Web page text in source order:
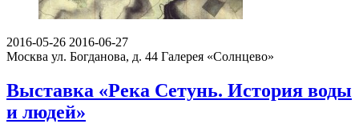
2016-05-26 2016-06-27
Москва ул. Богданова, д. 44 Галерея «Солнцево»
Выставка «Река Сетунь. История воды
и людей»